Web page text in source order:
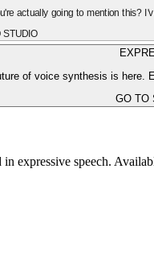
actually going to mention this?
STUDIO
of voice synthesis is here.
GO TO
expressive speech.